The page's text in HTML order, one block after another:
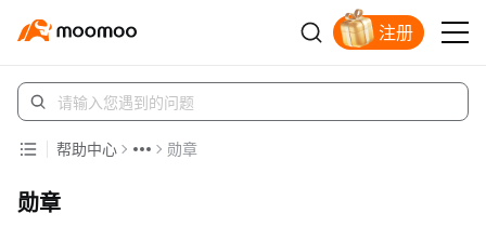
注册
帮助中心 勋章
勋章